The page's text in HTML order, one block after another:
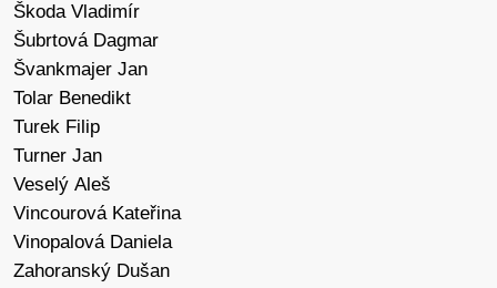
Škoda Vladimír
Šubrtová Dagmar
Švankmajer Jan
Tolar Benedikt
Turek Filip
Turner Jan
Veselý Aleš
Vincourová Kateřina
Vinopalová Daniela
Zahoranský Dušan